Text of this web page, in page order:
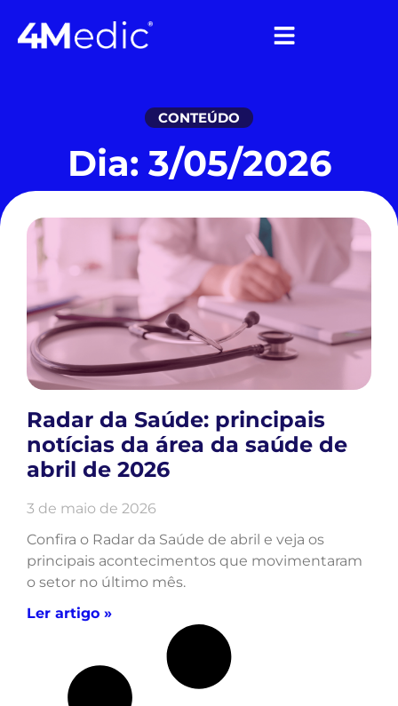
CONTEÚDO
Dia: 3/05/2026
Radar da Saúde: principais
notícias da área da saúde de
abril de 2026
3 de maio de 2026
Confira o Radar da Saúde de abril e veja os
principais acontecimentos que movimentaram
o setor no último mês.
Ler artigo »